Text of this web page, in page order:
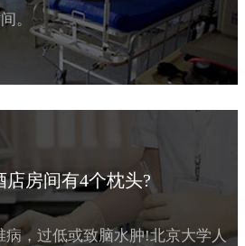
。
店房间有4个枕头?
，过低或致脑水肿!北京大学人